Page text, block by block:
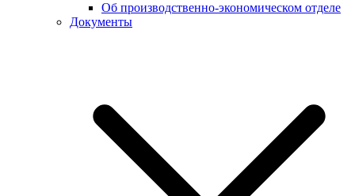
Об производственно-экономическом отделе
Документы